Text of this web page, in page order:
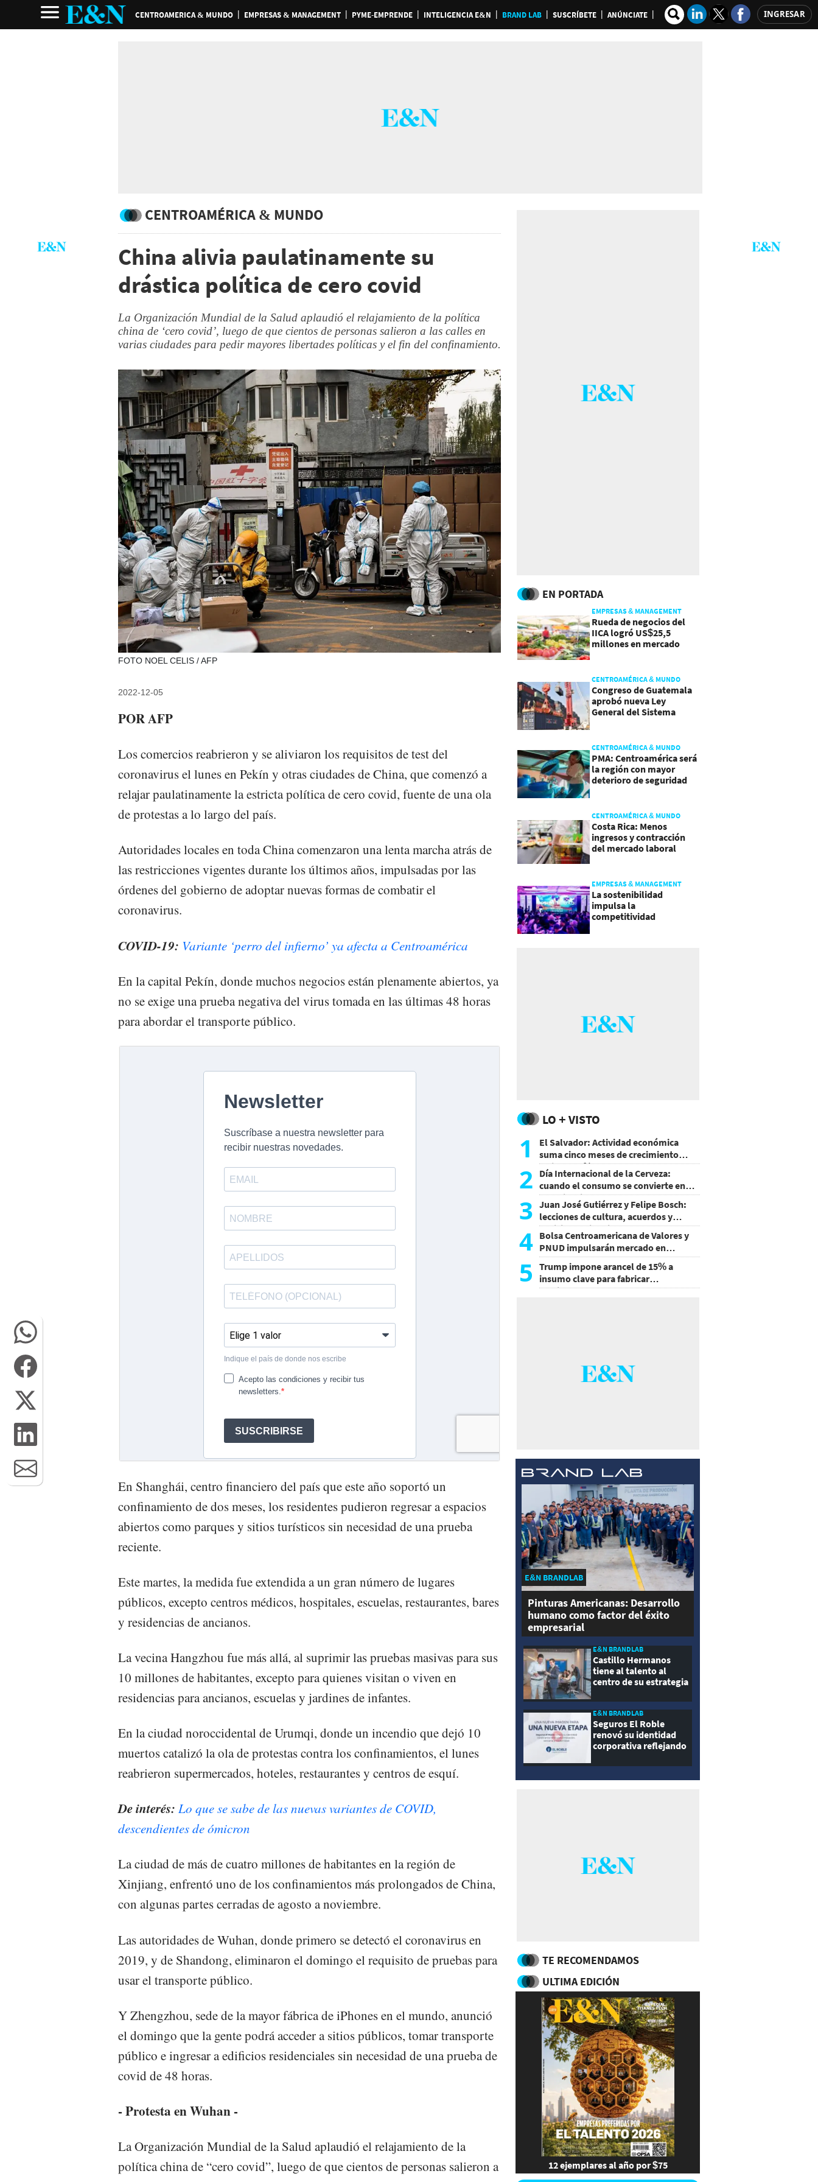
CENTROAMERICA & MUNDO EMPRESAS & MANAGEMENT PYME-EMPRENDE INTELIGENCIA E&N BRAND LAB SUSCRÍBETE ANÚNCIATE INGRESAR
CENTROAMÉRICA & MUNDO
China alivia paulatinamente su
drástica política de cero covid
La Organización Mundial de la Salud aplaudió el relajamiento de la política
china de ‘cero covid’, luego de que cientos de personas salieron a las calles en
varias ciudades para pedir mayores libertades políticas y el fin del confinamiento.
FOTO NOEL CELIS / AFP
2022-12-05
POR AFP
Los comercios reabrieron y se aliviaron los requisitos de test del
coronavirus el lunes en Pekín y otras ciudades de China, que comenzó a
relajar paulatinamente la estricta política de cero covid, fuente de una ola
de protestas a lo largo del país.
Autoridades locales en toda China comenzaron una lenta marcha atrás de
las restricciones vigentes durante los últimos años, impulsadas por las
órdenes del gobierno de adoptar nuevas formas de combatir el
coronavirus.
COVID-19: Variante ‘perro del infierno’ ya afecta a Centroamérica
En la capital Pekín, donde muchos negocios están plenamente abiertos, ya
no se exige una prueba negativa del virus tomada en las últimas 48 horas
para abordar el transporte público.
En Shanghái, centro financiero del país que este año soportó un
confinamiento de dos meses, los residentes pudieron regresar a espacios
abiertos como parques y sitios turísticos sin necesidad de una prueba
reciente.
Este martes, la medida fue extendida a un gran número de lugares
públicos, excepto centros médicos, hospitales, escuelas, restaurantes, bares
y residencias de ancianos.
La vecina Hangzhou fue más allá, al suprimir las pruebas masivas para sus
10 millones de habitantes, excepto para quienes visitan o viven en
residencias para ancianos, escuelas y jardines de infantes.
En la ciudad noroccidental de Urumqi, donde un incendio que dejó 10
muertos catalizó la ola de protestas contra los confinamientos, el lunes
reabrieron supermercados, hoteles, restaurantes y centros de esquí.
De interés: Lo que se sabe de las nuevas variantes de COVID,
descendientes de ómicron
La ciudad de más de cuatro millones de habitantes en la región de
Xinjiang, enfrentó uno de los confinamientos más prolongados de China,
con algunas partes cerradas de agosto a noviembre.
Las autoridades de Wuhan, donde primero se detectó el coronavirus en
2019, y de Shandong, eliminaron el domingo el requisito de pruebas para
usar el transporte público.
Y Zhengzhou, sede de la mayor fábrica de iPhones en el mundo, anunció
el domingo que la gente podrá acceder a sitios públicos, tomar transporte
público e ingresar a edificios residenciales sin necesidad de una prueba de
covid de 48 horas.
- Protesta en Wuhan -
La Organización Mundial de la Salud aplaudió el relajamiento de la
política china de “cero covid”, luego de que cientos de personas salieron a
EN PORTADA
EMPRESAS & MANAGEMENT
Rueda de negocios del
IICA logró US$25,5
millones en mercado
CENTROAMÉRICA & MUNDO
Congreso de Guatemala
aprobó nueva Ley
General del Sistema
CENTROAMÉRICA & MUNDO
PMA: Centroamérica será
la región con mayor
deterioro de seguridad
CENTROAMÉRICA & MUNDO
Costa Rica: Menos
ingresos y contracción
del mercado laboral
EMPRESAS & MANAGEMENT
La sostenibilidad
impulsa la
competitividad
LO + VISTO
1
El Salvador: Actividad económica
suma cinco meses de crecimiento
arriba de 4%
2 Día Internacional de la Cerveza:
cuando el consumo se convierte en
experiencia
3 Juan José Gutiérrez y Felipe Bosch:
lecciones de cultura, acuerdos y
decisiones sin miedo
4 Bolsa Centroamericana de Valores y
PNUD impulsarán mercado en
Honduras
5
Trump impone arancel de 15% a
insumo clave para fabricar
semiconductores y paneles
E&N BRANDLAB
Pinturas Americanas: Desarrollo
humano como factor del éxito
empresarial
E&N BRANDLAB
Castillo Hermanos
tiene al talento al
centro de su estrategia
E&N BRANDLAB
Seguros El Roble
renovó su identidad
corporativa reflejando
modernidad
TE RECOMENDAMOS
ULTIMA EDICIÓN
12 ejemplares al año por $75